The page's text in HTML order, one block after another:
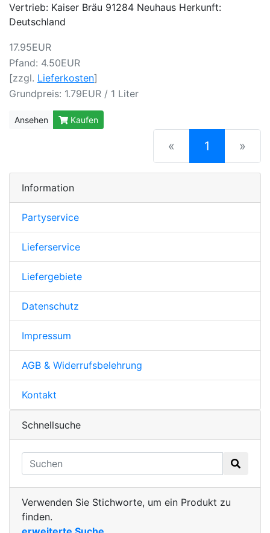
Vertrieb: Kaiser Bräu 91284 Neuhaus Herkunft:
Deutschland
17.95EUR
Pfand: 4.50EUR
[zzgl. Lieferkosten]
Grundpreis: 1.79EUR / 1 Liter
Ansehen Kaufen
« 1 (current)
»
Information
Partyservice
Lieferservice
Liefergebiete
Datenschutz
Impressum
AGB & Widerrufsbelehrung
Kontakt
Schnellsuche
Verwenden Sie Stichworte, um ein Produkt zu
finden.